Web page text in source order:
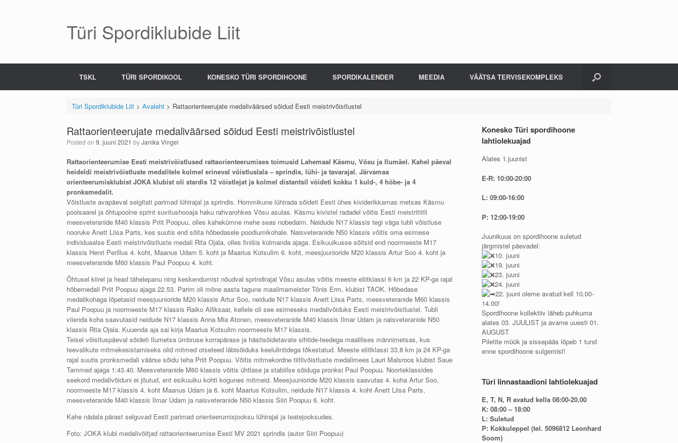
Türi Spordiklubide Liit
TSKL TÜRI SPORDIKOOL KONESKO TÜRI SPORDIHOONE SPORDIKALENDER MEEDIA VÄÄTSA TERVISEKOMPLEKS
Türi Spordiklubide Liit> Avaleht> Rattaorienteerujate medaliväärsed sõidud Eesti meistrivõistlustel
Rattaorienteerujate medaliväärsed sõidud Eesti meistrivõistlustel
Posted on 9. juuni 2021 byJanika Vingel
Rattaorienteerumise Eesti meistrivõistlused rattaorienteerumises toimusid Lahemaal Käsmu, Võsu ja Ilumäel. Kahel päeval
heideldi meistrivõistluste medalitele kolmel erineval võistluslala – sprindis, lühi- ja tavarajal. Järvamaa
orienteerumisklubist JOKA klubist oli stardis 12 võistlejat ja kolmel distantsil võideti kokku 1 kuld-, 4 hõbe- ja 4
pronksmedalit.
Võistluste avapäeval selgitati parimad lühirajal ja sprindis. Hommikune lühirada sõideti Eesti ühes kividerikkamas metsas Käsmu
poolsaarel ja õhtupoolne sprint suvitushooaja haku rahvarohkes Võsu asulas. Käsmu kivistel radadel võitis Eesti meistritiitli
meesveteranide M40 klassis Priit Poopuu, olles kahekümne mehe seas nobedaim. Neidude N17 klassis tegi väga tubli võistluse
nooruke Anett Liisa Parts, kes suutis end sõita hõbedasele poodiumikohale. Naisveteranide N50 klassis võitis oma esimese
individuaalse Eesti meistrivõistluste medali Rita Ojala, olles finišis kolmanda ajaga. Esikuuikusse sõitsid end noormeeste M17
klassis Henri Perillus 4. koht, Maanus Udam 5. koht ja Maarius Kotsulim 6. koht, meesjuunioride M20 klassis Artur Soo 4. koht ja
meesveteranide M60 klassis Paul Poopuu 4. koht.
Õhtusel kiirel ja head tähelepanu ning keskendumist nõudval sprindirajal Võsu asulas võitis meeste eliitklassi 6 km ja 22 KP-ga rajal
hõbemedali Priit Poopuu ajaga 22.53. Parim oli mõne aasta tagune maailmameister Tõnis Erm, klubist TAOK. Hõbedase
medalikohaga lõpetasid meesjuunioride M20 klassis Artur Soo, neidude N17 klassis Anett Liisa Parts, meesveteranide M60 klassis
Paul Poopuu ja noormeeste M17 klassis Raiko Alliksaar, kellele oli see esimeseks medalivõiduks Eesti meistrivõistlustel. Tubli
viienda koha saavutasid neidude N17 klassis Anna Mia Atonen, meesveteranide M40 klassis Ilmar Udam ja naisveteranide N50
klassis Rita Ojala. Kuuenda aja sai kirja Maarius Kotsulim noormeeste M17 klassis.
Teisel võistluspäeval sõideti Ilumetsa ümbruse korrapärase ja hästisõidetavate sihtide-teedega maalilises männimetsas, kus
teevalikute mitmekesistamiseks olid mitmed otseteed läbisõiduks keelulintidega tõkestatud. Meeste eliitklassi 33,8 km ja 24 KP-ga
rajal suutis pronksmedali väärse sõidu teha Priit Poopuu. Võitis mitmekordne tiitlivõistluste medalimees Lauri Malsroos klubist Saue
Tammed ajaga 1:43.40. Meesveteranide M60 klassis võitis ühtlase ja stabiilse sõiduga pronksi Paul Poopuu. Noorteklassides
seekord medalivõiduni ei jõutud, ent esikuuiku kohti kogunes mitmeid. Meesjuunioride M20 klassis saavutas 4. koha Artur Soo,
noormeeste M17 klassis 4. koht Maanus Udam ja 6. koht Maarius Kotsulim, neidude N17 klassis 4. koht Anett Liisa Parts,
meesveteranide M40 klassis Ilmar Udam ja naisveteranide N50 klassis Siiri Poopuu 6. koht.
Kahe nädala pärast selguvad Eesti parimad orienteerumisjooksu lühirajal ja teatejooksudes.
Foto: JOKA klubi medalivõitjad rattaorienteerumise Eesti MV 2021 sprindis (autor Siiri Poopuu)
Konesko Türi spordihoone
lahtiolekuajad
Alates 1.juunist
E-R: 10:00-20:00
L: 09:00-16:00
P: 12:00-19:00
Juunikuus on spordihoone suletud
järgmistel päevadel:
10. juuni
19. juuni
23. juuni
24. juuni
22. juuni oleme avatud kell 10.00-
14.00!
Spordihoone kollektiiv läheb puhkuma
alates 03. JUULIST ja avame uuesti 01.
AUGUST
Piletite müük ja sissepääs lõpeb 1 tund
enne spordihoone sulgemist!
Türi linnastaadioni lahtiolekuajad
E, T, N, R avatud kella 08:00-20.00
K: 08:00 – 18:00
L: Suletud
P: Kokkuleppel (tel. 5096812 Leonhard
Soom)